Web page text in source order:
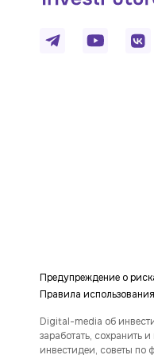
Предупреждение о
Правила
Digital-media об
заработать, сохранить
инвестидеи, советы по